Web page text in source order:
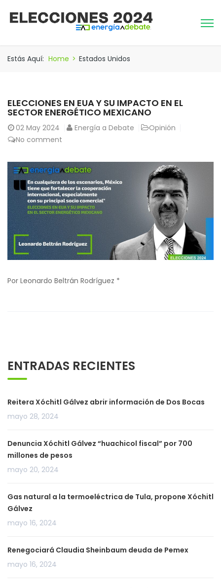
Estás Aquí: Home > Estados Unidos
ELECCIONES EN EUA Y SU IMPACTO EN EL
SECTOR ENERGÉTICO MEXICANO
02 May 2024 Energía a Debate
Opinión
No comment
Por Leonardo Beltrán Rodríguez *
ENTRADAS RECIENTES
Reitera Xóchitl Gálvez abrir información de Dos Bocas
mayo 28, 2024
Denuncia Xóchitl Gálvez “huachicol fiscal” por 700
millones de pesos
mayo 20, 2024
Gas natural a la termoeléctrica de Tula, propone Xóchitl
Gálvez
mayo 16, 2024
Renegociará Claudia Sheinbaum deuda de Pemex
mayo 16, 2024